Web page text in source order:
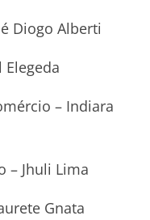
Diogo Alberti
Elegeda
– Indiara
– Jhuli Lima
Gnata